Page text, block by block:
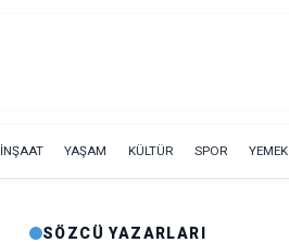
İNŞAAT YAŞAM KÜLTÜR SPOR YEMEK
SÖZCÜ YAZARLARI